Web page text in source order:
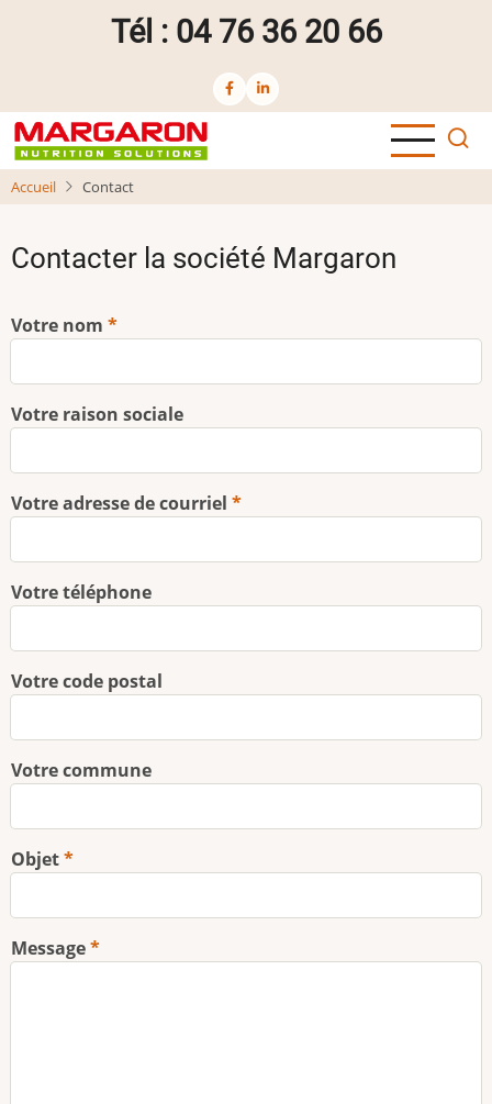
Tél : 04 76 36 20 66
Accueil Contact
Contacter la société Margaron
Votre nom
Votre raison sociale
Votre adresse de courriel
Votre téléphone
Votre code postal
Votre commune
Objet
Message